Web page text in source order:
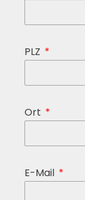
PLZ
Ort
E-Mail